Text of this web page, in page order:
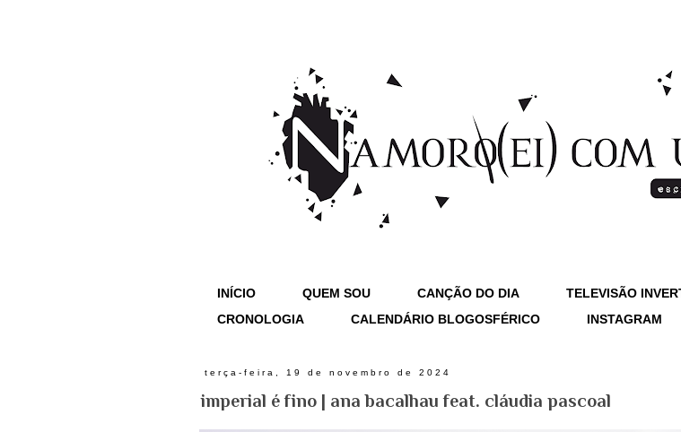
INÍCIO QUEM SOU CANÇÃO DO DIA TELEVISÃO
CRONOLOGIA
CALENDÁRIO BLOGOSFÉRICO INSTAGRAM
terça-feira, 19 de novembro de 2024
imperial é fino | ana bacalhau feat. cláudia pascoal